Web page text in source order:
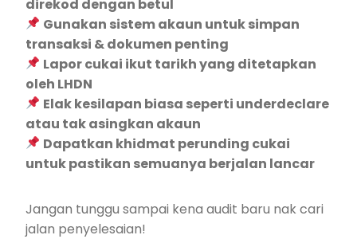
direkod dengan betul
Gunakan sistem akaun untuk simpan
transaksi & dokumen penting
Lapor cukai ikut tarikh yang ditetapkan
oleh LHDN
Elak kesilapan biasa seperti underdeclare
atau tak asingkan akaun
Dapatkan khidmat perunding cukai
untuk pastikan semuanya berjalan lancar
Jangan tunggu sampai kena audit baru nak cari
jalan penyelesaian!